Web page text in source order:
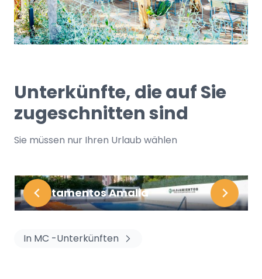
Unterkünfte, die auf Sie
zugeschnitten sind
Sie müssen nur Ihren Urlaub wählen
Apartamentos Amalia
In MC -Unterkünften